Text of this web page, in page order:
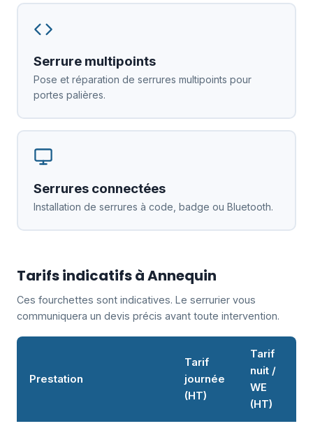
Serrure multipoints
Pose et réparation de serrures multipoints pour
portes palières.
Serrures connectées
Installation de serrures à code, badge ou Bluetooth.
Tarifs indicatifs à Annequin
Ces fourchettes sont indicatives. Le serrurier vous
communiquera un devis précis avant toute intervention.
Prestation
Tarif
journée
(HT)
Tarif
nuit /
WE
(HT)